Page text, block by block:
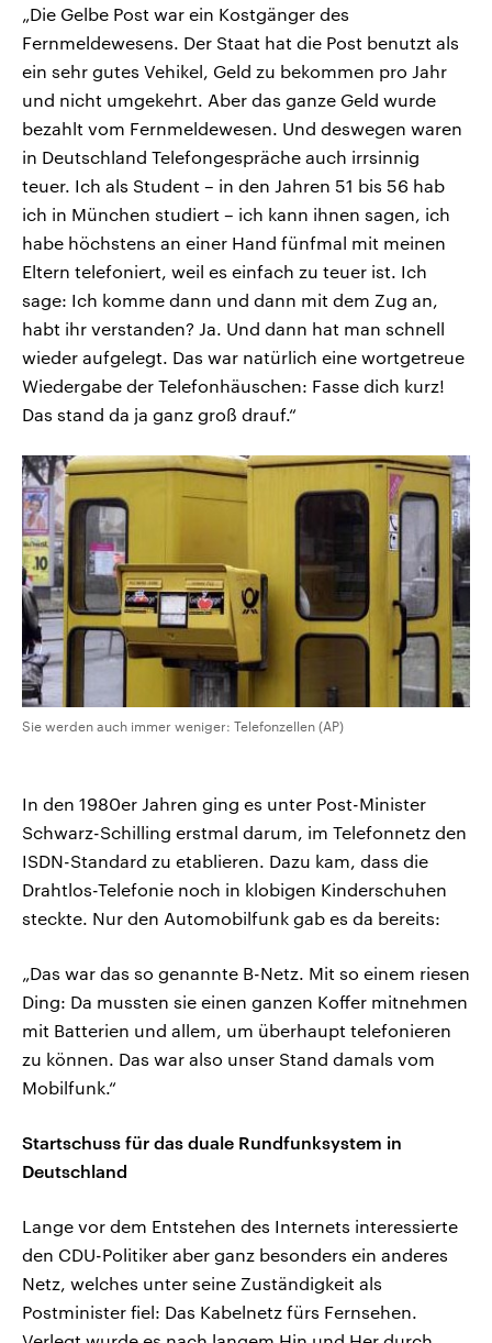
„Die Gelbe Post war ein Kostgänger des
Fernmeldewesens. Der Staat hat die Post benutzt als
ein sehr gutes Vehikel, Geld zu bekommen pro Jahr
und nicht umgekehrt. Aber das ganze Geld wurde
bezahlt vom Fernmeldewesen. Und deswegen waren
in Deutschland Telefongespräche auch irrsinnig
teuer. Ich als Student – in den Jahren 51 bis 56 hab
ich in München studiert – ich kann ihnen sagen, ich
habe höchstens an einer Hand fünfmal mit meinen
Eltern telefoniert, weil es einfach zu teuer ist. Ich
sage: Ich komme dann und dann mit dem Zug an,
habt ihr verstanden? Ja. Und dann hat man schnell
wieder aufgelegt. Das war natürlich eine wortgetreue
Wiedergabe der Telefonhäuschen: Fasse dich kurz!
Das stand da ja ganz groß drauf.“
Sie werden auch immer weniger: Telefonzellen (AP)
In den 1980er Jahren ging es unter Post-Minister
Schwarz-Schilling erstmal darum, im Telefonnetz den
ISDN-Standard zu etablieren. Dazu kam, dass die
Drahtlos-Telefonie noch in klobigen Kinderschuhen
steckte. Nur den Automobilfunk gab es da bereits:
„Das war das so genannte B-Netz. Mit so einem riesen
Ding: Da mussten sie einen ganzen Koffer mitnehmen
mit Batterien und allem, um überhaupt telefonieren
zu können. Das war also unser Stand damals vom
Mobilfunk.“
Startschuss für das duale Rundfunksystem in
Deutschland
Lange vor dem Entstehen des Internets interessierte
den CDU-Politiker aber ganz besonders ein anderes
Netz, welches unter seine Zuständigkeit als
Postminister fiel: Das Kabelnetz fürs Fernsehen.